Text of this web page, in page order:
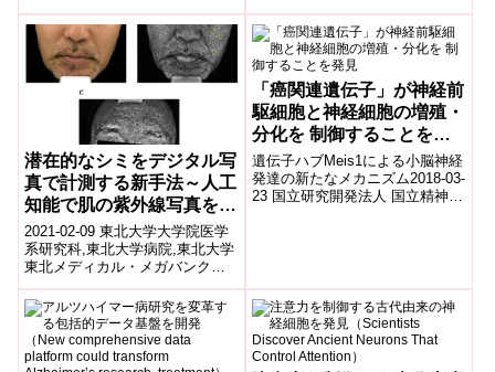
良明准教授、徳田栄一助教(研究
当時。現・日本大学薬学部専任
講師)...
潜在的なシミをデジタル写
真で計測する新手法～人工
知能で肌の紫外線写真を生
成して色素斑を計測～
2021-02-09 東北大学大学院医学
系研究科,東北大学病院,東北大学
東北メディカル・メガバンク機
構,日本医療研究開発機構発表の
ポイント 紫外線による肌ダメ
ー...
「癌関連遺伝子」が神経前
駆細胞と神経細胞の増殖・
分化を 制御することを発
見
遺伝子ハブMeis1による小脳神経
発達の新たなメカニズム2018-03-
23 国立研究開発法人 国立精神・